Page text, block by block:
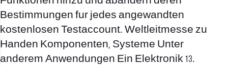
Bestimmungen fur jedes angewandten
kostenlosen Testaccount. Weltleitmesse zu
Handen Komponenten, Systeme Unter
anderem Anwendungen Ein Elektronik 13.